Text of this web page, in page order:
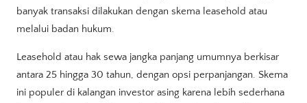
banyak transaksi dilakukan dengan skema leasehold atau
melalui badan hukum.
Leasehold atau hak sewa jangka panjang umumnya berkisar
antara 25 hingga 30 tahun, dengan opsi perpanjangan. Skema
ini populer di kalangan investor asing karena lebih sederhana